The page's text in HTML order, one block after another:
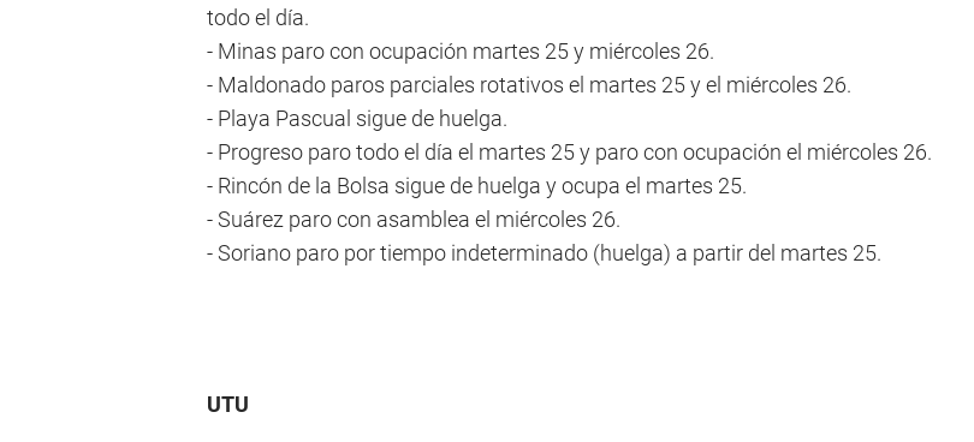
todo el día.
- Minas paro con ocupación martes 25 y miércoles 26.
- Maldonado paros parciales rotativos el martes 25 y el miércoles 26.
- Playa Pascual sigue de huelga.
- Progreso paro todo el día el martes 25 y paro con ocupación el miércoles 26.
- Rincón de la Bolsa sigue de huelga y ocupa el martes 25.
- Suárez paro con asamblea el miércoles 26.
- Soriano paro por tiempo indeterminado (huelga) a partir del martes 25.
UTU